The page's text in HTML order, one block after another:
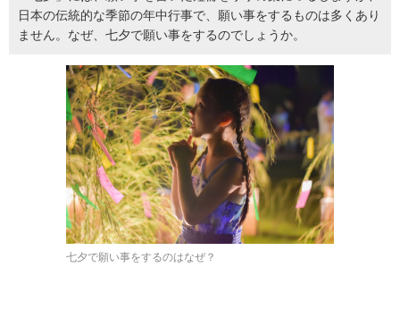
日本の伝統的な季節の年中行事で、願い事をするものは多くあり
ません。なぜ、七夕で願い事をするのでしょうか。
七夕で願い事をするのはなぜ？